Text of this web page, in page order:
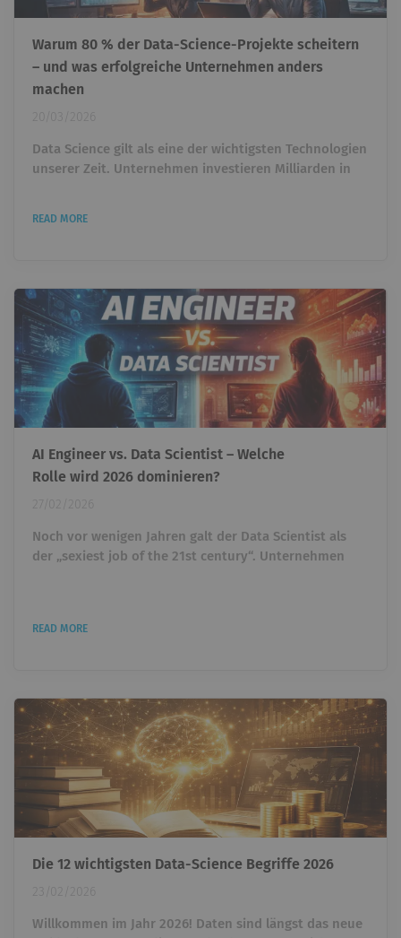
Warum 80 % der Data-Science-Projekte scheitern
– und was erfolgreiche Unternehmen anders
machen
Data Science gilt als eine der wichtigsten Technologien
unserer Zeit. Unternehmen investieren Milliarden in
Dashboards entstehen. Prototypen funktionieren im
Notebook....
READ MORE
AI Engineer vs. Data Scientist – Welche
Rolle wird 2026 dominieren?
Noch vor wenigen Jahren galt der Data Scientist als
der „sexiest job of the 21st century“. Unternehmen
paar ML-Projekte vorweisen konnte, war heiß begehrt.
READ MORE
Die 12 wichtigsten Data-Science Begriffe 2026
Willkommen im Jahr 2026! Daten sind längst das neue